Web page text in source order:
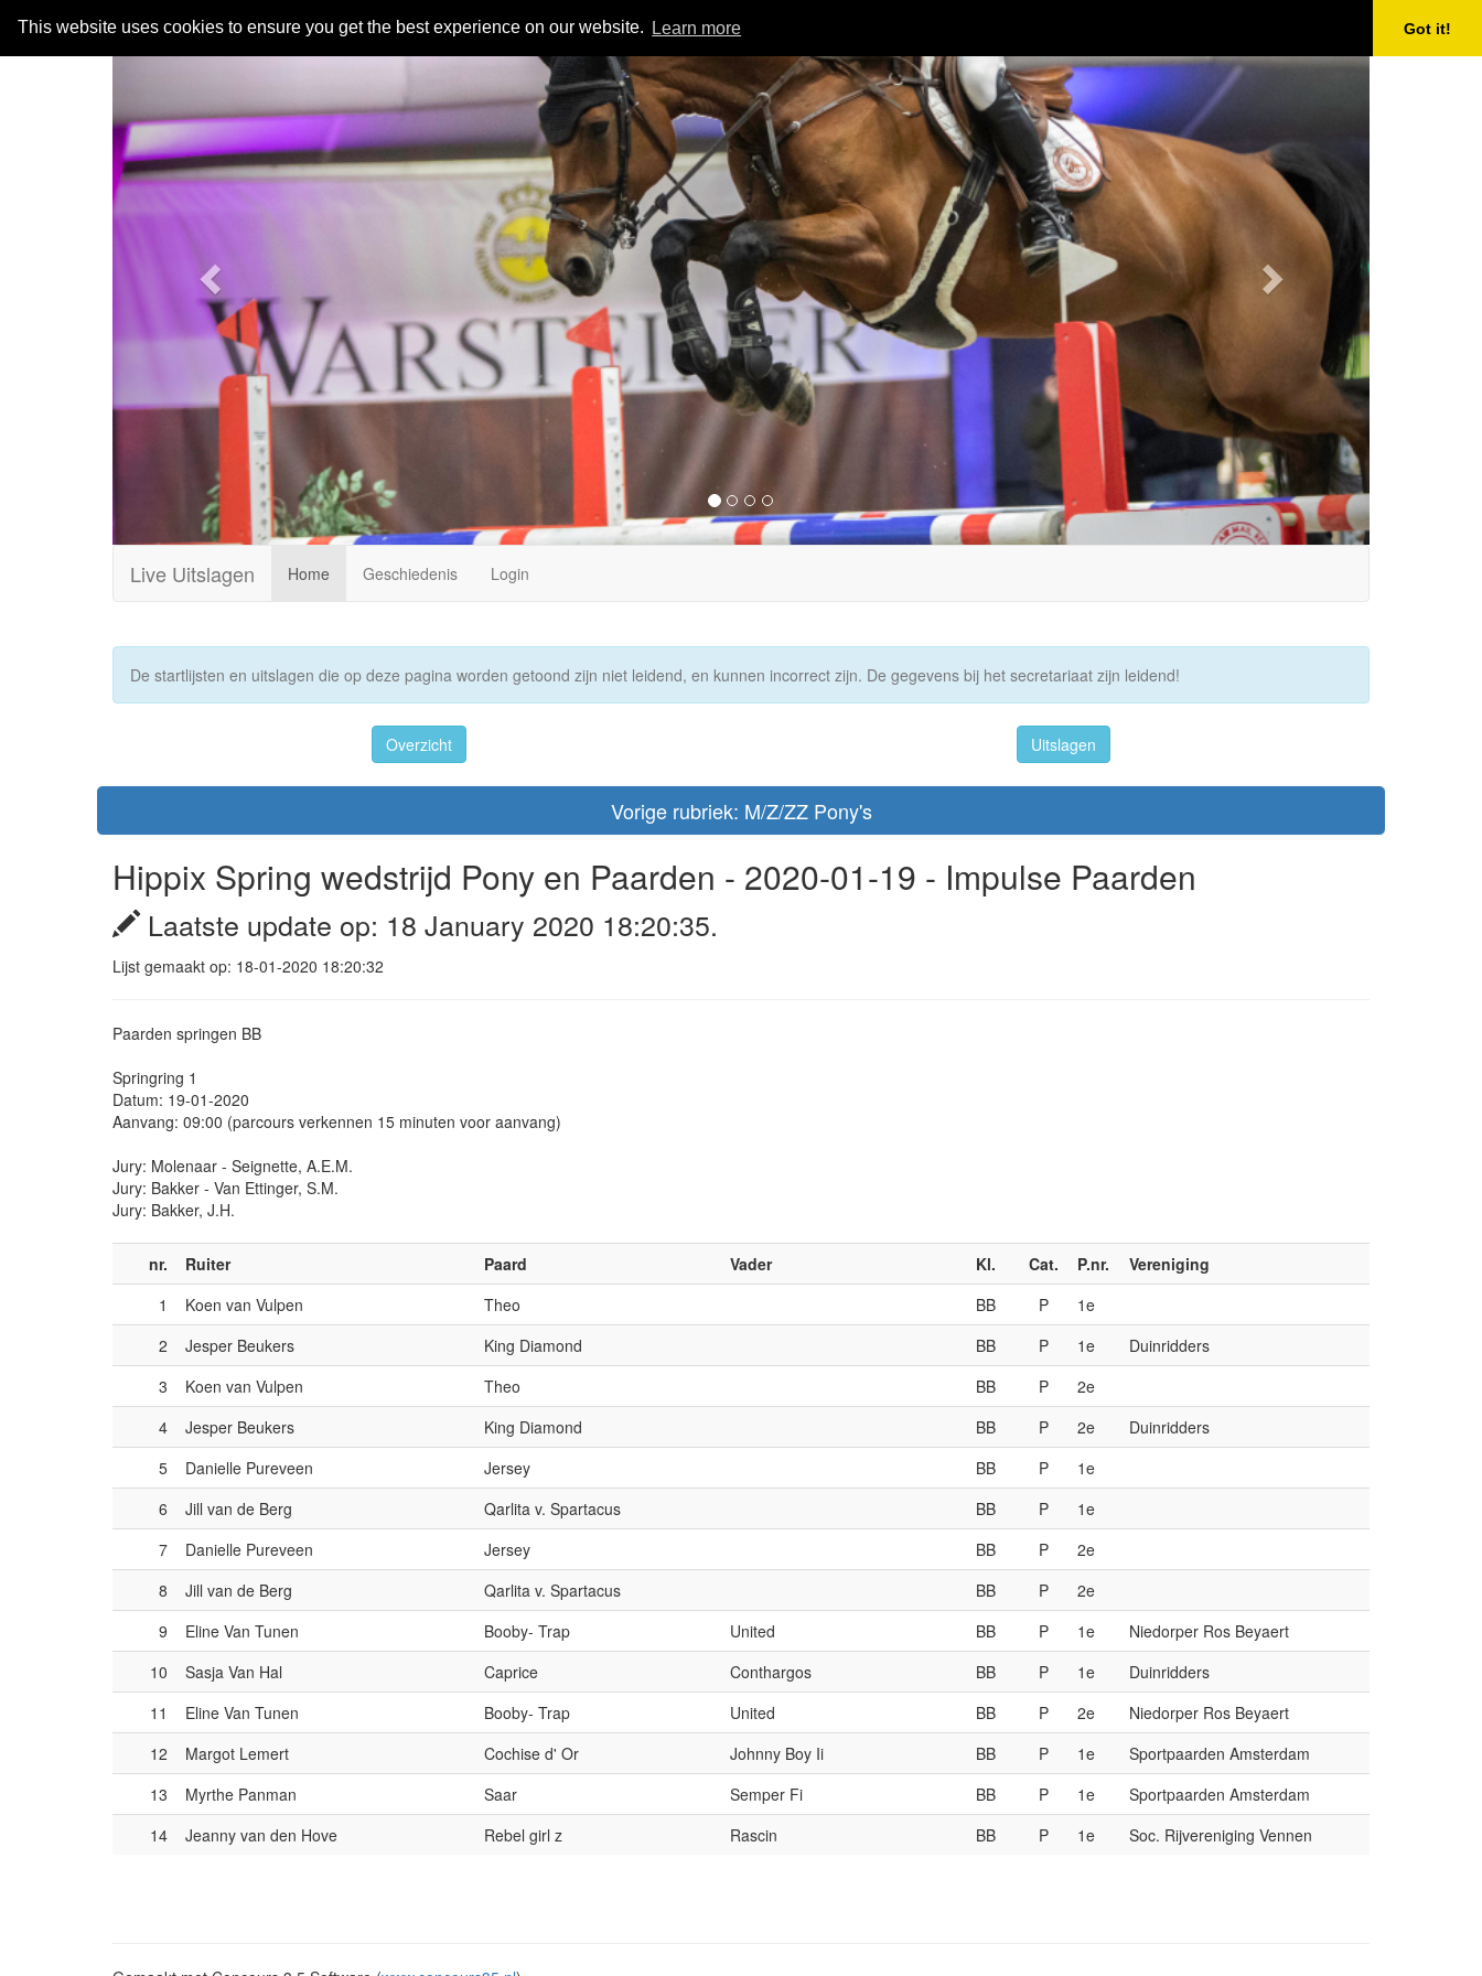
This website uses cookies to ensure you get the best experience on our website. Learn more Got it!
Previous
Live Uitslagen Home Geschiedenis Login
De startlijsten en uitslagen die op deze pagina worden getoond zijn niet leidend, en kunnen incorrect zijn. De gegevens bij het secretariaat zijn leidend!
Overzicht Uitslagen
Vorige rubriek: M/Z/ZZ Pony's
Hippix Spring wedstrijd Pony en Paarden - 2020-01-19 - Impulse Paarden
Laatste update op: 18 January 2020 18:20:35.
Lijst gemaakt op: 18-01-2020 18:20:32
Paarden springen BB
Springring 1
Datum: 19-01-2020
Aanvang: 09:00 (parcours verkennen 15 minuten voor aanvang)
Jury: Molenaar - Seignette, A.E.M.
Jury: Bakker - Van Ettinger, S.M.
Jury: Bakker, J.H.
nr. Ruiter Paard Vader Kl. Cat. P.nr.
Vereniging
1
Koen van Vulpen Theo BB P
1e
2
Jesper Beukers King Diamond BB P 1e
Duinridders
3
Koen van Vulpen Theo BB P
2e
4
Jesper Beukers King Diamond BB P 2e
Duinridders
5
Danielle Pureveen Jersey BB P
1e
6
Jill van de Berg Qarlita v. Spartacus BB P
1e
7
Danielle Pureveen Jersey BB P
2e
8
Jill van de Berg Qarlita v. Spartacus BB P
2e
9
Eline Van Tunen Booby- Trap United BB P 1e
Niedorper Ros Beyaert
10
Sasja Van Hal Caprice Conthargos BB P 1e
Duinridders
11
Eline Van Tunen Booby- Trap United BB P 2e
Niedorper Ros Beyaert
12
Margot Lemert Cochise d' Or Johnny Boy Ii BB P 1e
Sportpaarden Amsterdam
13
Myrthe Panman Saar Semper Fi BB P 1e
Sportpaarden Amsterdam
14
Jeanny van den Hove Rebel girl z Rascin BB P 1e Soc. Rijvereniging Vennen